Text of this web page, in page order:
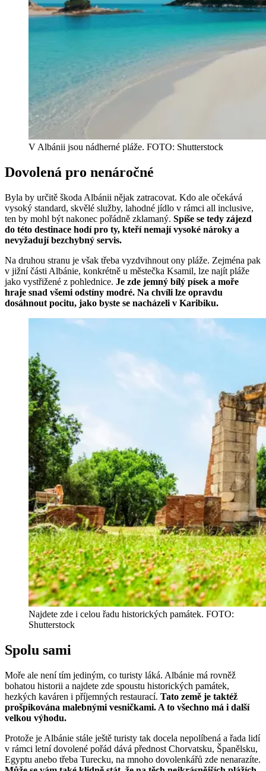
V Albánii jsou nádherné pláže. FOTO: Shutterstock
Dovolená pro nenáročné
Byla by určitě škoda Albánii nějak zatracovat. Kdo ale očekává
vysoký standard, skvělé služby, lahodné jídlo v rámci all inclusive,
ten by mohl být nakonec pořádně zklamaný. Spíše se tedy zájezd
do této destinace hodí pro ty, kteří nemají vysoké nároky a
nevyžadují bezchybný servis.
Na druhou stranu je však třeba vyzdvihnout ony pláže. Zejména pak
v jižní části Albánie, konkrétně u městečka Ksamil, lze najít pláže
jako vystřižené z pohlednice. Je zde jemný bílý písek a moře
hraje snad všemi odstíny modré. Na chvíli lze opravdu
dosáhnout pocitu, jako byste se nacházeli v Karibiku.
Najdete zde i celou řadu historických památek. FOTO:
Shutterstock
Spolu sami
Moře ale není tím jediným, co turisty láká. Albánie má rovněž
bohatou historii a najdete zde spoustu historických památek,
hezkých kaváren i příjemných restaurací. Tato země je taktéž
prošpikována malebnými vesničkami. A to všechno má i další
velkou výhodu.
Protože je Albánie stále ještě turisty tak docela nepolíbená a řada lidí
v rámci letní dovolené pořád dává přednost Chorvatsku, Španělsku,
Egyptu anebo třeba Turecku, na mnoho dovolenkářů zde nenarazíte.